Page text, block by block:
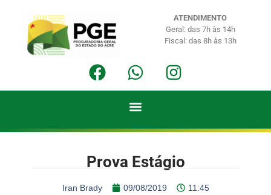
ATENDIMENTO
Geral: das 7h às 14h
Fiscal: das 8h às 13h
Prova Estágio
Iran Brady 09/08/2019 11:45